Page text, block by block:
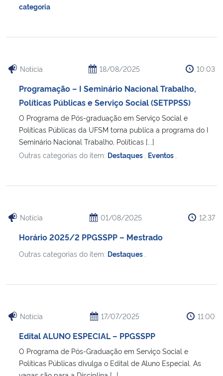
categoria
Notícia 18/08/2025 10:03
Programação – I Seminário Nacional Trabalho,
Políticas Públicas e Serviço Social (SETPPSS)
O Programa de Pós-graduação em Serviço Social e
Políticas Públicas da UFSM torna publica a programa do I
Seminário Nacional Trabalho, Políticas [...]
Outras categorias do item: Destaques Eventos
Notícia 01/08/2025 12:37
Horário 2025/2 PPGSSPP – Mestrado
Outras categorias do item: Destaques
Notícia 17/07/2025 11:00
Edital ALUNO ESPECIAL – PPGSSPP
O Programa de Pós-Graduação em Serviço Social e
Políticas Públicas divulga o Edital de Aluno Especial. As